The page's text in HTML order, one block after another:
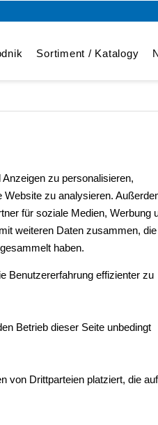
Sortiment / Katalogy
zu personalisieren,
Website zu analysieren.
für soziale Medien, Werbung
weiteren Daten zusammen,
haben.
Benutzererfahrung effizienter zu
Betrieb dieser Seite unbedingt
von Drittparteien platziert, die auf